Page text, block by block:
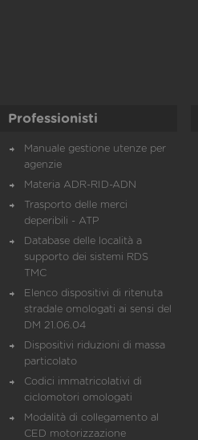
Professionisti
Manuale gestione utenze per
agenzie
Materia ADR-RID-ADN
Trasporto delle merci
deperibili - ATP
Database delle località a
supporto dei sistemi RDS
TMC
Elenco dispositivi di ritenuta
stradale omologati ai sensi del
DM 21.06.04
Dispositivi riduzioni di massa
particolato
Codici immatricolativi di
ciclomotori omologati
Modalità di collegamento al
CED motorizzazione